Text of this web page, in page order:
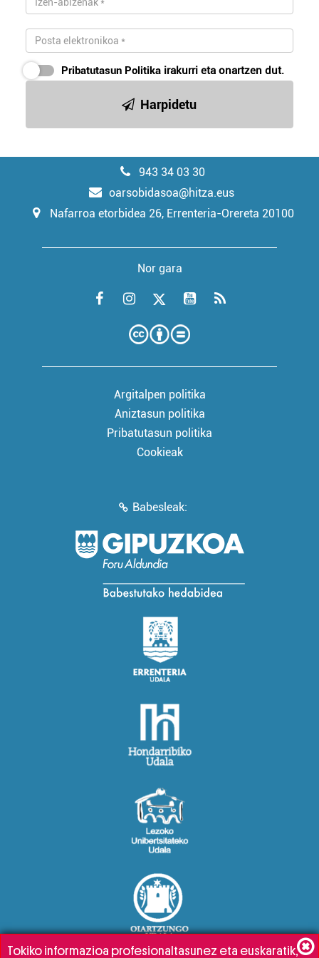
Pribatutasun Politika irakurri eta onartzen dut.
Harpidetu
943 34 03 30
oarsobidasoa@hitza.eus
Nafarroa etorbidea 26, Errenteria-Orereta 20100
Nor gara
Argitalpen politika
Aniztasun politika
Pribatutasun politika
Cookieak
Babesleak:
Tokiko informazioa profesionaltasunez eta euskaratik,